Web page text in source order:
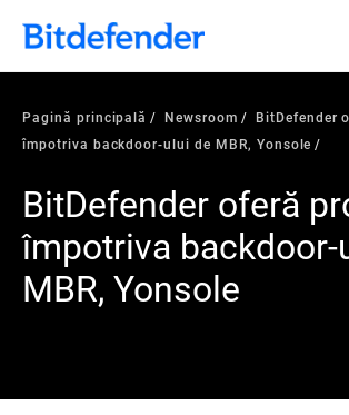
Pagină principală Newsroom
BitDefender
împotriva backdoor-ului de MBR, Yonsole
BitDefender oferă
împotriva backdoor-
MBR, Yonsole